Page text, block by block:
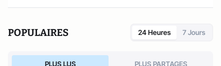
POPULAIRES 24 Heures 7 Jours
PLUS LUS PLUS PARTAGES